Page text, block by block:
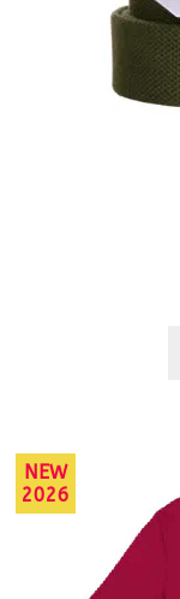
NEW
2026